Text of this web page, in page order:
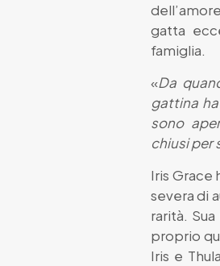
gatta
famiglia.
«Da
gattina
sono
chiusi per
Iris Grace
severa di
rarità.
proprio
Iris e